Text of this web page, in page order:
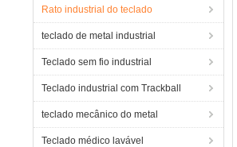
Rato industrial do teclado
teclado de metal industrial
Teclado sem fio industrial
Teclado industrial com Trackball
teclado mecânico do metal
Teclado médico lavável